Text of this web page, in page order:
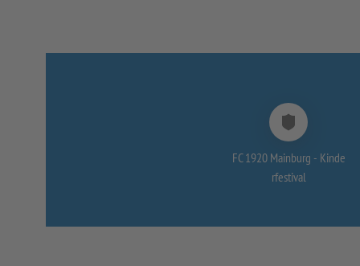
FC 1920 Mainburg - Kinde
rfestival